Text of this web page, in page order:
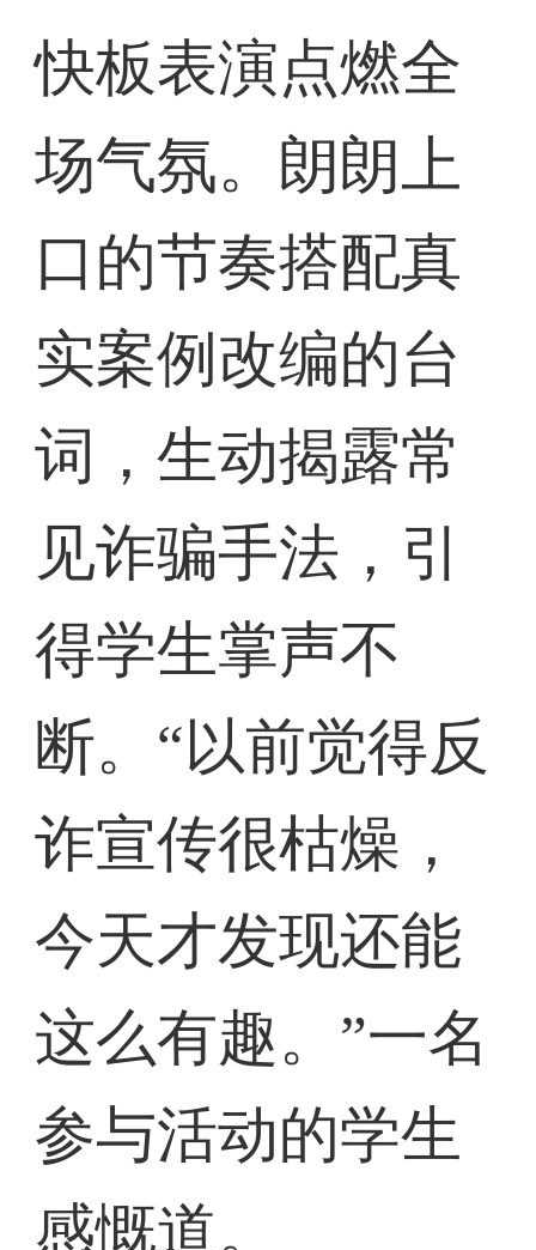
快板表演点燃全
场气氛。朗朗上
口的节奏搭配真
实案例改编的台
词，生动揭露常
见诈骗手法，引
得学生掌声不
断。“以前觉得反
诈宣传很枯燥，
今天才发现还能
这么有趣。”一名
参与活动的学生
感慨道。